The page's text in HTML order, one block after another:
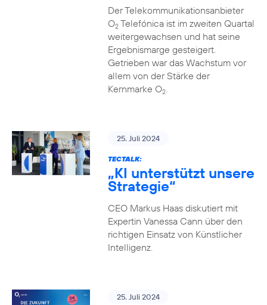
Der Telekommunikationsanbieter
O2Telefónica ist im zweiten Quartal
weitergewachsen und hat seine
Ergebnismarge gesteigert.
Getrieben war das Wachstum vor
allem von der Stärke der
Kernmarke O2.
25. Juli 2024
TECTALK:
„KI unterstützt unsere
Strategie“
CEO Markus Haas diskutiert mit
Expertin Vanessa Cann über den
richtigen Einsatz von Künstlicher
Intelligenz.
25. Juli 2024